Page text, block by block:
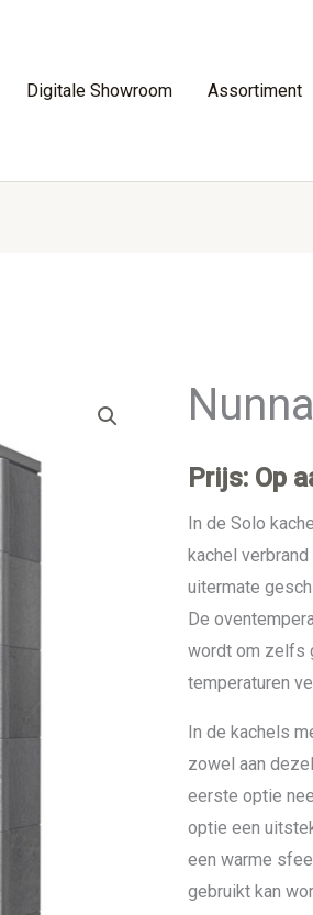
Digitale Showroom Assortiment
Prijs: Op
In de Solo
kachel
uitermate
De
wordt om zelfs
temperaturen
In de kachels
zowel aan
eerste optie
optie een
een warme
gebruikt kan